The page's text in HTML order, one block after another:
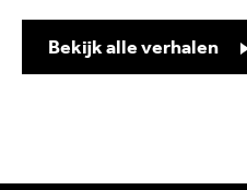
Bekijk alle verhalen